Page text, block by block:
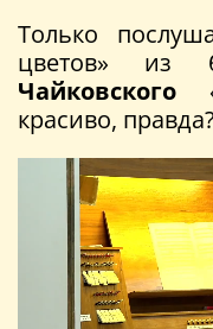
Только
цветов» из
Чайковского
красиво, правда?
Видеоплеер